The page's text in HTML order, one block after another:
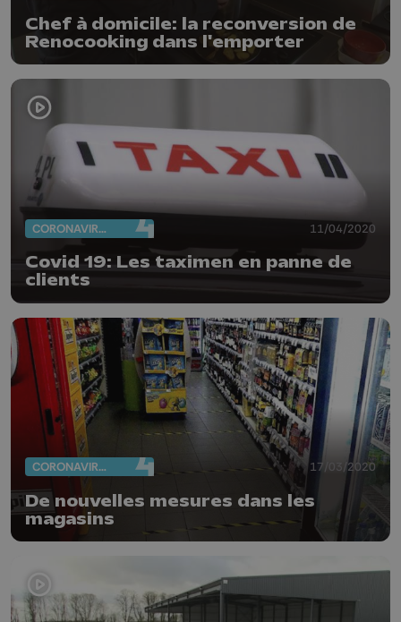
Chef à domicile: la reconversion de
Renocooking dans l'emporter
CORONAVIRUS 11/04/2020
Covid 19: Les taximen en panne de
clients
CORONAVIRUS 17/03/2020
De nouvelles mesures dans les
magasins